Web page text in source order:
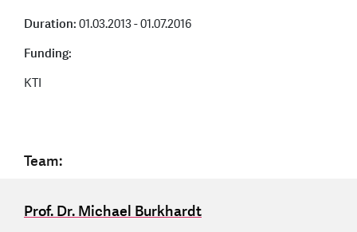
Duration:01.03.2013 - 01.07.2016
Funding:
KTI
Team:
Prof. Dr. Michael Burkhardt